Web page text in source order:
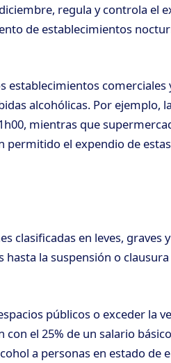
regula y controla el
de establecimientos
establecimientos
alcohólicas. Por ejemplo,
mientras que
el expendio de
clasificadas en leves, graves
la suspensión o
públicos o exceder la
el 25% de un salario
a personas en estado de